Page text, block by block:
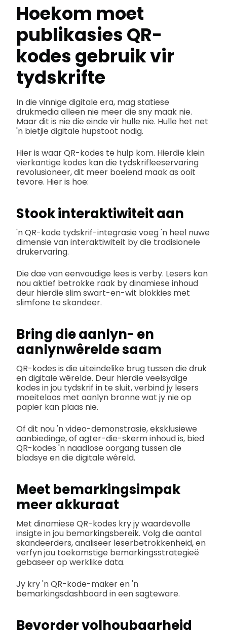
Hoekom moet
publikasies QR-
kodes gebruik vir
tydskrifte
In die vinnige digitale era, mag statiese
drukmedia alleen nie meer die sny maak nie.
Maar dit is nie die einde vir hulle nie. Hulle het net
'n bietjie digitale hupstoot nodig.
Hier is waar QR-kodes te hulp kom. Hierdie klein
vierkantige kodes kan die tydskrifleeservaring
revolusioneer, dit meer boeiend maak as ooit
tevore. Hier is hoe:
Stook interaktiwiteit aan
'n QR-kode tydskrif-integrasie voeg 'n heel nuwe
dimensie van interaktiwiteit by die tradisionele
drukervaring.
Die dae van eenvoudige lees is verby. Lesers kan
nou aktief betrokke raak by dinamiese inhoud
deur hierdie slim swart-en-wit blokkies met
slimfone te skandeer.
Bring die aanlyn- en
aanlynwêrelde saam
QR-kodes is die uiteindelike brug tussen die druk
en digitale wêrelde. Deur hierdie veelsydige
kodes in jou tydskrif in te sluit, verbind jy lesers
moeiteloos met aanlyn bronne wat jy nie op
papier kan plaas nie.
Of dit nou 'n video-demonstrasie, eksklusiewe
aanbiedinge, of agter-die-skerm inhoud is, bied
QR-kodes 'n naadlose oorgang tussen die
bladsye en die digitale wêreld.
Meet bemarkingsimpak
meer akkuraat
Met dinamiese QR-kodes kry jy waardevolle
insigte in jou bemarkingsbereik. Volg die aantal
skandeerders, analiseer leserbetrokkenheid, en
verfyn jou toekomstige bemarkingsstrategieë
gebaseer op werklike data.
Jy kry 'n QR-kode-maker en 'n
bemarkingsdashboard in een sagteware.
Bevorder volhoubaarheid